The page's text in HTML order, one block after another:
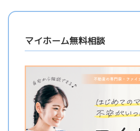
マイホーム無料相談